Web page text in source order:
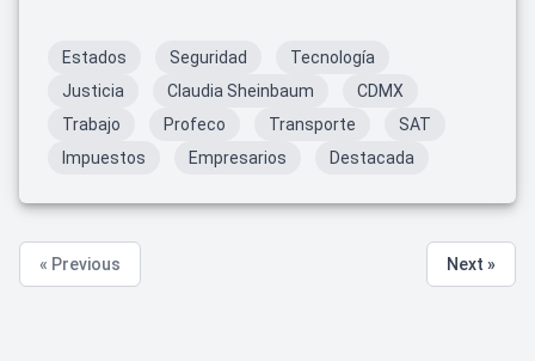
Estados Seguridad
Tecnología
Justicia
Claudia Sheinbaum
CDMX
Trabajo
Profeco Transporte
SAT
Impuestos
Empresarios Destacada
« Previous Next »